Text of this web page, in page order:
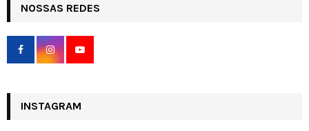
h
f
r
NOSSAS REDES
INSTAGRAM